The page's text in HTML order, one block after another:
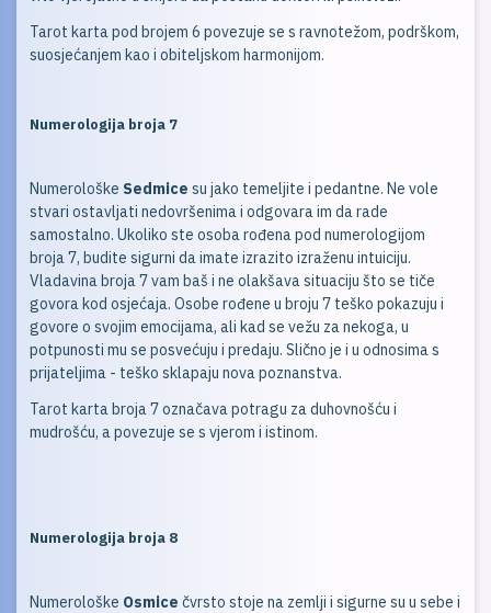
Tarot karta pod brojem 6 povezuje se s ravnotežom, podrškom,
suosjećanjem kao i obiteljskom harmonijom.
Numerologija broja 7
Numerološke Sedmice su jako temeljite i pedantne. Ne vole
stvari ostavljati nedovršenima i odgovara im da rade
samostalno. Ukoliko ste osoba rođena pod numerologijom
broja 7, budite sigurni da imate izrazito izraženu intuiciju.
Vladavina broja 7 vam baš i ne olakšava situaciju što se tiče
govora kod osjećaja. Osobe rođene u broju 7 teško pokazuju i
govore o svojim emocijama, ali kad se vežu za nekoga, u
potpunosti mu se posvećuju i predaju. Slično je i u odnosima s
prijateljima - teško sklapaju nova poznanstva.
Tarot karta broja 7 označava potragu za duhovnošću i
mudrošću, a povezuje se s vjerom i istinom.
Numerologija broja 8
Numerološke Osmice čvrsto stoje na zemlji i sigurne su u sebe i